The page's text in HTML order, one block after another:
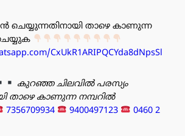
ചെയ്യുന്നതിനായി താഴെ കാണുന്ന
ചെയ്യുക
CxUkR1ARIPQCYda8dNpsSl
കുറഞ്ഞ ചിലവിൽ പരസ്യം
താഴെ കാണുന്ന നമ്പറിൽ
7356709934 9400497123
0460 2